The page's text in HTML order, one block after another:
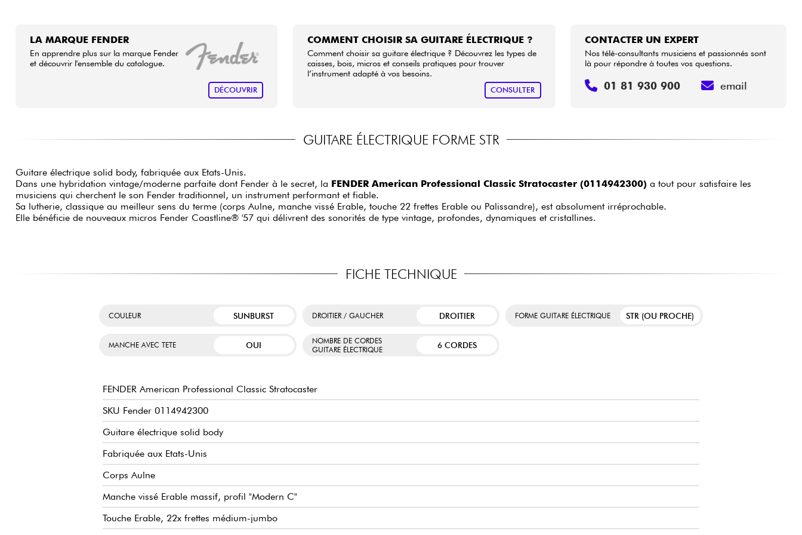
LA MARQUE FENDER
En apprendre plus sur la marque Fender
et découvrir l'ensemble du catalogue.
DÉCOUVRIR
COMMENT CHOISIR SA GUITARE ÉLECTRIQUE ?
Comment choisir sa guitare électrique ? Découvrez les types de
caisses, bois, micros et conseils pratiques pour trouver
l’instrument adapté à vos besoins.
CONSULTER
CONTACTER UN EXPERT
Nos télé-consultants musiciens et passionnés sont
là pour répondre à toutes vos questions.
01 81 930 900 email
GUITARE ÉLECTRIQUE FORME STR
Guitare électrique solid body, fabriquée aux Etats-Unis.
Dans une hybridation vintage/moderne parfaite dont Fender à le secret, la FENDER American Professional Classic Stratocaster (0114942300) a tout pour satisfaire les
musiciens qui cherchent le son Fender traditionnel, un instrument performant et fiable.
Sa lutherie, classique au meilleur sens du terme (corps Aulne, manche vissé Erable, touche 22 frettes Erable ou Palissandre), est absolument irréprochable.
Elle bénéficie de nouveaux micros Fender Coastline® '57 qui délivrent des sonorités de type vintage, profondes, dynamiques et cristallines.
FICHE TECHNIQUE
COULEUR SUNBURST DROITIER / GAUCHER DROITIER FORME GUITARE ÉLECTRIQUE STR (OU PROCHE)
MANCHE AVEC TETE OUI
NOMBRE DE CORDES
GUITARE ÉLECTRIQUE
6 CORDES
FENDER American Professional Classic Stratocaster
SKU Fender 0114942300
Guitare électrique solid body
Fabriquée aux Etats-Unis
Corps Aulne
Manche vissé Erable massif, profil "Modern C"
Touche Erable, 22x frettes médium-jumbo